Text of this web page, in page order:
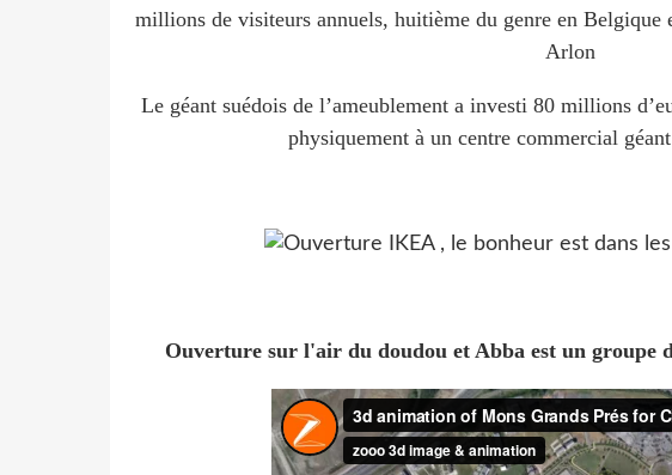
millions de visiteurs annuels, huitième du genre en Belgique
Arlon
Le géant suédois de l’ameublement a investi 80 millions
physiquement à un centre commercial
Ouverture sur l'air du doudou et Abba est un groupe